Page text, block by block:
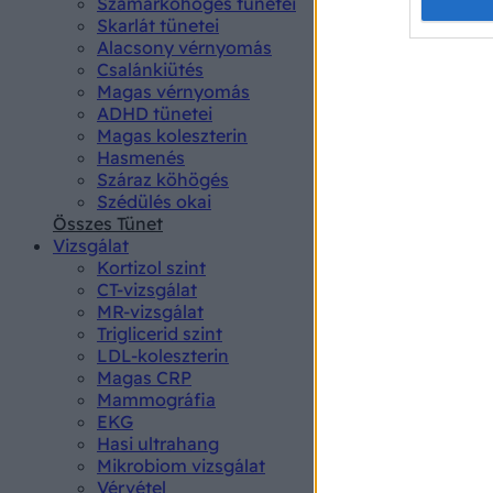
Skarlát tünetei
Alacsony vérnyomás
Csalánkiütés
Magas vérnyomás
ADHD tünetei
Magas koleszterin
Hasmenés
Száraz köhögés
Szédülés okai
Összes Tünet
Vizsgálat
Kortizol szint
CT-vizsgálat
MR-vizsgálat
Triglicerid szint
LDL-koleszterin
Magas CRP
Mammográfia
EKG
Hasi ultrahang
Mikrobiom vizsgálat
Vérvétel